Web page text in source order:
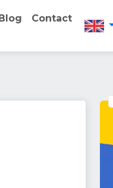
Contact